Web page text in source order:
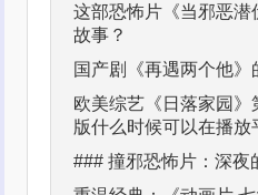
这部恐怖片《当邪恶潜
故事？
国产剧《再遇两个他》
欧美综艺《日落家园
版什么时候可以在播放
### 撞邪恐怖片：深夜